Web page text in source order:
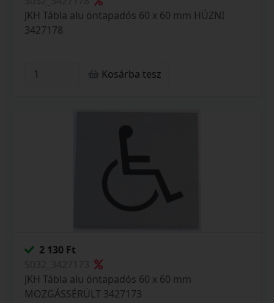
JKH Tábla alu öntapadós 60 x 60 mm HÚZNI
3427178
Kosárba tesz
2 130 Ft
JKH Tábla alu öntapadós 60 x 60 mm
MOZGÁSSÉRÜLT 3427173